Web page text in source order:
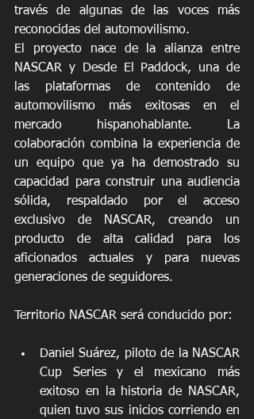
través de algunas de las voces más
reconocidas del automovilismo.
El proyecto nace de la alianza entre
NASCAR y Desde El Paddock, una de
las plataformas de contenido de
automovilismo más exitosas en el
mercado hispanohablante. La
colaboración combina la experiencia de
un equipo que ya ha demostrado su
capacidad para construir una audiencia
sólida, respaldado por el acceso
exclusivo de NASCAR, creando un
producto de alta calidad para los
aficionados actuales y para nuevas
generaciones de seguidores.
Territorio NASCAR será conducido por:
Daniel Suárez, piloto de la NASCAR
Cup Series y el mexicano más
exitoso en la historia de NASCAR,
quien tuvo sus inicios corriendo en